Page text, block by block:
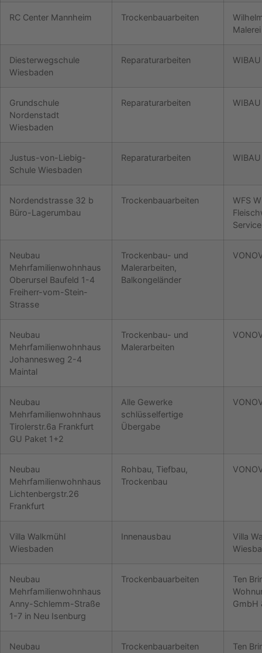
RC Center Mannheim Trockenbauarbeiten
Diesterwegschule
Wiesbaden
Reparaturarbeiten
Grundschule
Nordenstadt
Wiesbaden
Reparaturarbeiten
Justus-von-Liebig-
Schule Wiesbaden
Reparaturarbeiten
Nordendstrasse 32 b
Büro-Lagerumbau
Trockenbauarbeiten
WFS
Neubau
Mehrfamilienwohnhaus
Oberursel Baufeld 1-4
Freiherr-vom-Stein-
Strasse
Trockenbau- und
Malerarbeiten,
Balkongeländer
Neubau
Mehrfamilienwohnhaus
Johannesweg 2-4
Maintal
Trockenbau- und
Malerarbeiten
Neubau
Mehrfamilienwohnhaus
Tirolerstr.6a Frankfurt
GU Paket 1+2
Alle Gewerke
schlüsselfertige
Übergabe
Neubau
Mehrfamilienwohnhaus
Lichtenbergstr.26
Frankfurt
Rohbau, Tiefbau,
Trockenbau
Villa Walkmühl
Wiesbaden
Innenausbau
Villa
Neubau
Mehrfamilienwohnhaus
Anny-Schlemm-Straße
1-7 in Neu Isenburg
Trockenbauarbeiten
Ten
GmbH
Neubau
Trockenbauarbeiten
Ten